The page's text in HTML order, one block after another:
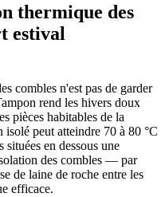
thermique des
estival
combles n'est pas de garder
rend les hivers doux
pièces habitables de la
peut atteindre 70 à 80 °C
en dessous une
des combles — par
de laine de roche entre les
efficace.